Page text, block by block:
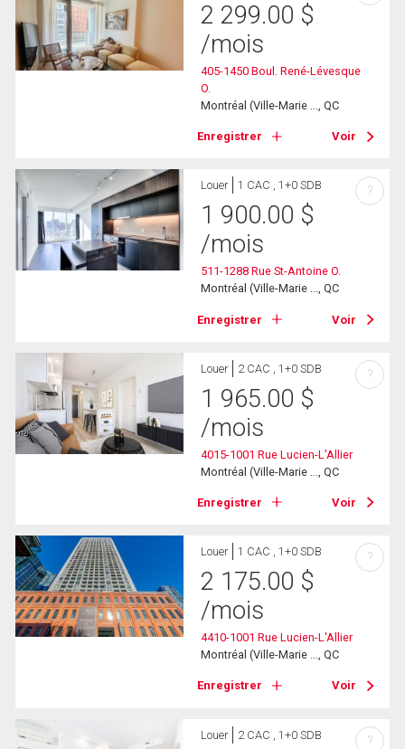
2 299.00 $
/mois
405-1450 Boul. René-Lévesque
O.
Montréal (Ville-Marie ..., QC
Enregistrer Voir
Louer 1 CAC , 1+0 SDB
1 900.00 $
/mois
511-1288 Rue St-Antoine O.
Montréal (Ville-Marie ..., QC
Enregistrer Voir
?
Louer 2 CAC , 1+0 SDB
1 965.00 $
/mois
4015-1001 Rue Lucien-L'Allier
Montréal (Ville-Marie ..., QC
Enregistrer Voir
?
Louer 1 CAC , 1+0 SDB
2 175.00 $
/mois
4410-1001 Rue Lucien-L'Allier
Montréal (Ville-Marie ..., QC
Enregistrer Voir
?
Louer 2 CAC , 1+0 SDB ?